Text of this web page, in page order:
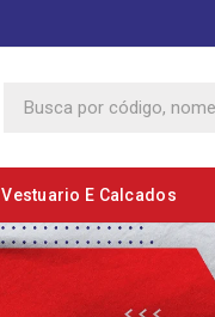
Vestuario E Calcados